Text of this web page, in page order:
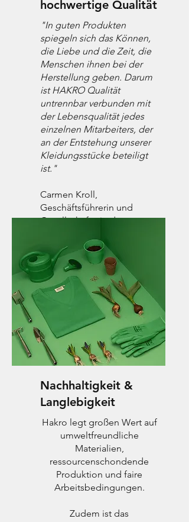
hochwertige Qualität
"In guten Produkten
spiegeln sich das Können,
die Liebe und die Zeit, die
Menschen ihnen bei der
Herstellung geben. Darum
ist HAKRO Qualität
untrennbar verbunden mit
der Lebensqualität jedes
einzelnen Mitarbeiters, der
an der Entstehung unserer
Kleidungsstücke beteiligt
ist."
Carmen Kroll,
Geschäftsführerin und
Gesellschafterin der
Nachhaltigkeit &
Langlebigkeit
Hakro legt großen Wert auf
umweltfreundliche
Materialien,
ressourcenschondende
Produktion und faire
Arbeitsbedingungen.
Zudem ist das